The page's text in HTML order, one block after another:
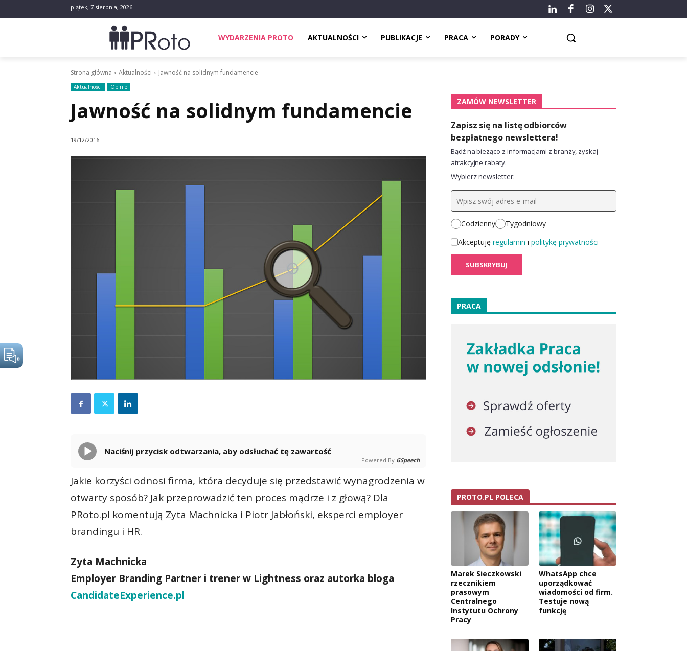
piątek, 7 sierpnia, 2026
WYDARZENIA PROTO AKTUALNOŚCI PUBLIKACJE PRACA PORADY
Strona główna Aktualności Jawność na solidnym fundamencie
Aktualności Opinie
Jawność na solidnym fundamencie
19/12/2016
Naciśnij przycisk odtwarzania, aby odsłuchać tę zawartość
Powered By GSpeech
Jakie korzyści odnosi firma, która decyduje się przedstawić wynagrodzenia w
otwarty sposób? Jak przeprowadzić ten proces mądrze i z głową? Dla
PRoto.pl komentują Zyta Machnicka i Piotr Jabłoński, eksperci employer
brandingu i HR.
Zyta Machnicka
Employer Branding Partner i trener w Lightness oraz autorka bloga
CandidateExperience.pl
ZAMÓW NEWSLETTER
Zapisz się na listę odbiorców
bezpłatnego newslettera!
Bądź na bieżąco z informacjami z branży, zyskaj
atrakcyjne rabaty.
Wybierz newsletter:
Codzienny
Tygodniowy
Akceptuję regulamin i politykę prywatności
PRACA
PROTO.PL POLECA
Marek Sieczkowski
rzecznikiem
prasowym
Centralnego
Instytutu Ochrony
Pracy
WhatsApp chce
uporządkować
wiadomości od firm.
Testuje nową
funkcję